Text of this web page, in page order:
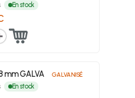
En stock
mm GALVA GALVANISÉ
En stock